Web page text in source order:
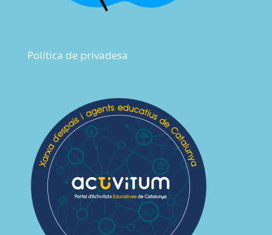
Política de privadesa